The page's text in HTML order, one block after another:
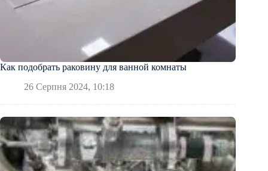
Как подобрать раковину для ванной комнаты
26 Серпня 2024, 10:18